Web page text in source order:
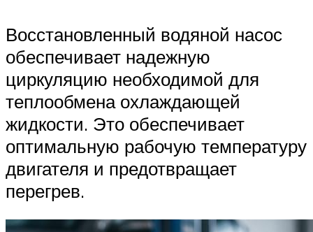
Восстановленный водяной насос
обеспечивает надежную
циркуляцию необходимой для
теплообмена охлаждающей
жидкости. Это обеспечивает
оптимальную рабочую температуру
двигателя и предотвращает
перегрев.